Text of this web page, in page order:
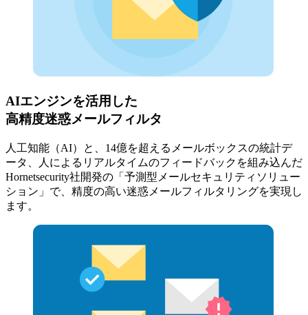
AIエンジンを活用した
高精度迷惑メールフィルタ
人工知能（AI）と、14億を超えるメールボックスの統計デ
ータ、人によるリアルタイムのフィードバックを組み込んだ
Hornetsecurity社開発の「予測型メールセキュリティソリュー
ション」で、精度の高い迷惑メールフィルタリングを実現し
ます。